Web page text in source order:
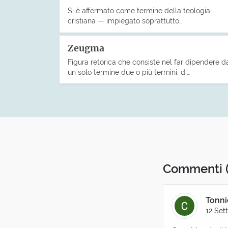
Si è affermato come termine della teologia
cristiana — impiegato soprattutto…
Zeugma
Figura retorica che consiste nel far dipendere
un solo termine due o più termini, di…
Commenti
12